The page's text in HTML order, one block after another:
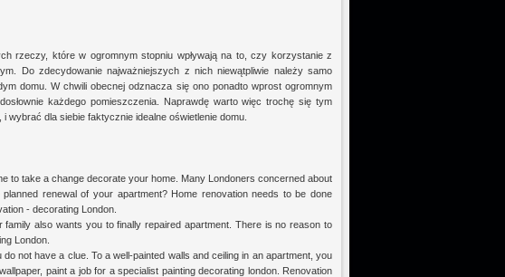
rzeczy, które w ogromnym stopniu wpływają na to, czy korzystanie z
Do zdecydowanie najważniejszych z nich niewątpliwie należy samo
domu. W chwili obecnej odznacza się ono ponadto wprost ogromnym
każdego pomieszczenia. Naprawdę warto więc trochę się tym
dla siebie faktycznie idealne oświetlenie domu.
to take a change decorate your home. Many Londoners concerned about
renewal of your apartment? Home renovation needs to be done
- decorating London.
also wants you to finally repaired apartment. There is no reason to
London.
not have a clue. To a well-painted walls and ceiling in an apartment, you
paint a job for a specialist painting decorating london. Renovation